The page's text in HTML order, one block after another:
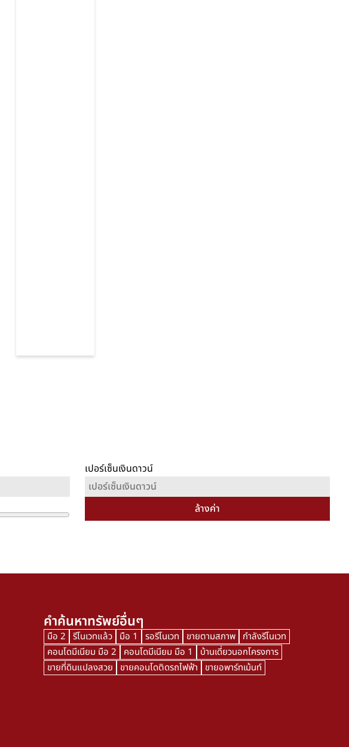
เปอร์เซ็นเงินดาวน์
ล้างค่า
คำค้นหาทรัพย์อื่นๆ
มือ 2 รีโนเวทแล้ว มือ 1 รอรีโนเวท ขายตามสภาพ กำลังรีโนเวท
คอนโดมีเนียม มือ 2
คอนโดมีเนียม มือ 1
บ้านเดี่ยวนอกโครงการ
ขายที่ดินแปลงสวย
ขายคอนโดติดรถไฟฟ้า ขายอพาร์ทเม้นท์